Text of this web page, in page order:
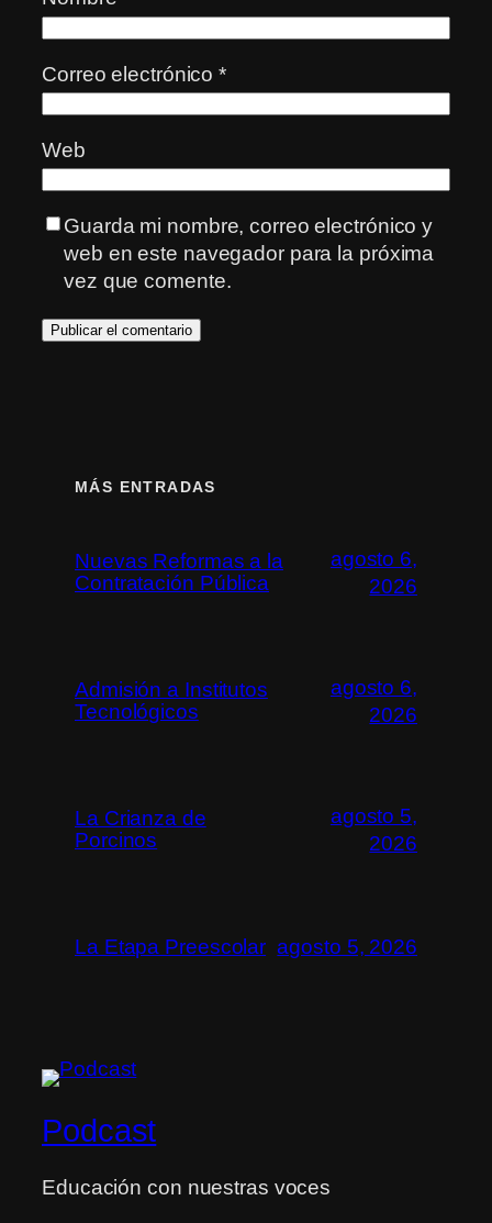
Correo electrónico*
Web
Guarda mi nombre, correo electrónico y
web en este navegador para la próxima
vez que comente.
MÁS ENTRADAS
Nuevas Reformas a la
Contratación Pública
agosto 6,
2026
Admisión a Institutos
Tecnológicos
agosto 6,
2026
La Crianza de
Porcinos
agosto 5,
2026
La Etapa Preescolar agosto 5, 2026
Podcast
Educación con nuestras voces